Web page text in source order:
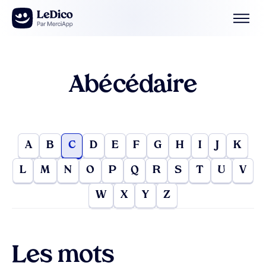
Aller au contenu
Abécédaire
A B C D E F G H I J K
L M N O P Q R S T U V
W X Y Z
Les mots